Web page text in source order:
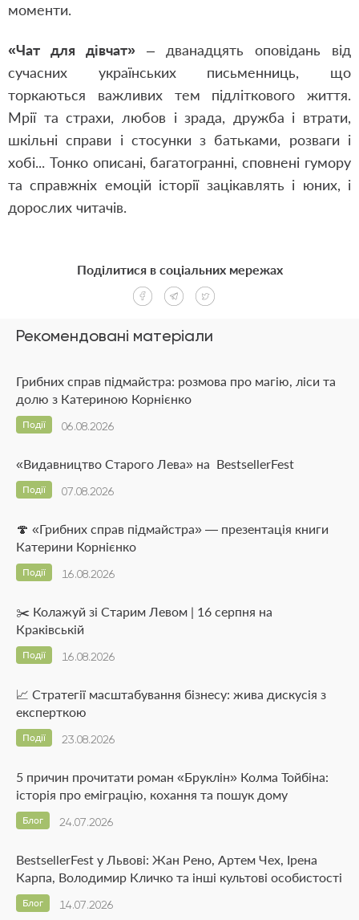
моменти.
«Чат для дівчат» – дванадцять оповідань від
сучасних українських письменниць, що
торкаються важливих тем підліткового життя.
Мрії та страхи, любов і зрада, дружба і втрати,
шкільні справи і стосунки з батьками, розваги і
хобі... Тонко описані, багатогранні, сповнені гумору
та справжніх емоцій історії зацікавлять і юних, і
дорослих читачів.
Рекомендовані матеріали
Грибних справ підмайстра: розмова про магію, ліси та
долю з Катериною Корнієнко
06.08.2026
Події
«Видавництво Старого Лева» на BestsellerFest
07.08.2026
Події
🍄 «Грибних справ підмайстра» — презентація книги
Катерини Корнієнко
16.08.2026
Події
✂️ Колажуй зі Старим Левом | 16 серпня на
Краківській
16.08.2026
Події
📈 Стратегії масштабування бізнесу: жива дискусія з
експерткою
23.08.2026
Події
5 причин прочитати роман «Бруклін» Колма Тойбіна:
історія про еміграцію, кохання та пошук дому
24.07.2026
Блог
BestsellerFest у Львові: Жан Рено, Артем Чех, Ірена
Карпа, Володимир Кличко та інші культові особистості
14.07.2026
Блог
Поділитися в соціальних мережах